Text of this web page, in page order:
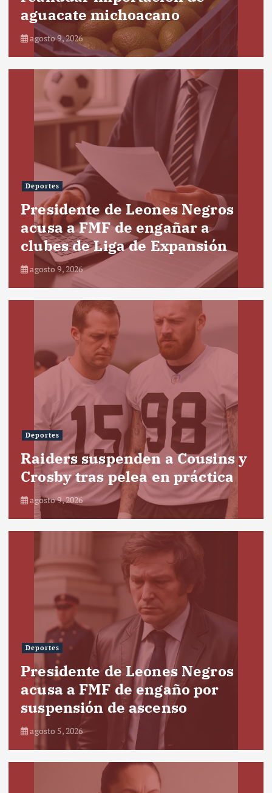
aguacate michoacano
agosto 9, 2026
Deportes
Presidente de Leones Negros
acusa a FMF de engañar a
clubes de Liga de Expansión
agosto 9, 2026
Deportes
Raiders suspenden a Cousins y
Crosby tras pelea en práctica
agosto 9, 2026
Deportes
Presidente de Leones Negros
acusa a FMF de engaño por
suspensión de ascenso
agosto 5, 2026